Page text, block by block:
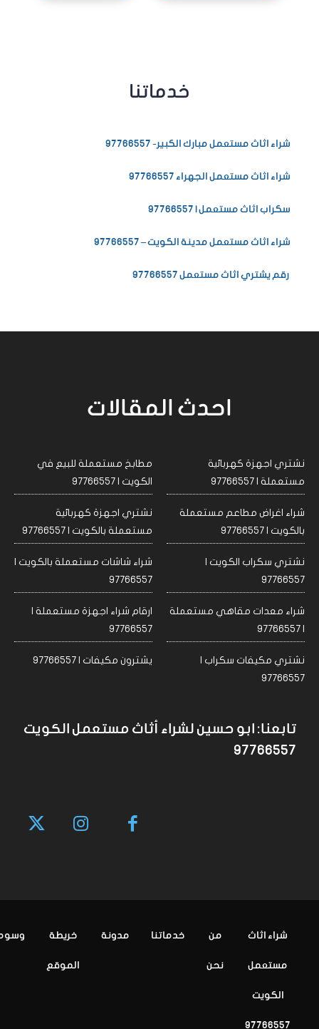
خدماتنا
شراء اثاث مستعمل مبارك الكبير- 97766557
شراء اثاث مستعمل الجهراء 97766557
سكراب اثاث مستعمل | 97766557
شراء اثاث مستعمل مدينة الكويت – 97766557
رقم يشتري اثاث مستعمل 97766557
احدث المقالات
نشتري اجهزة كهربائية
مستعملة | 97766557
مطابخ مستعملة للبيع في
الكويت | 97766557
شراء اغراض مطاعم مستعملة
بالكويت | 97766557
نشتري اجهزة كهربائية
مستعملة بالكويت | 97766557
نشتري سكراب الكويت |
97766557
شراء شاشات مستعملة بالكويت |
97766557
شراء معدات مقاهي مستعملة
| 97766557
ارقام شراء اجهزة مستعملة |
97766557
نشتري مكيفات سكراب |
97766557
يشترون مكيفات | 97766557
تابعنا: ابو حسين لشراء أثاث مستعمل الكويت
97766557
شراء اثاث
مستعمل
الكويت
97766557
من
نحن
خدماتنا مدونة خريطة
الموقع